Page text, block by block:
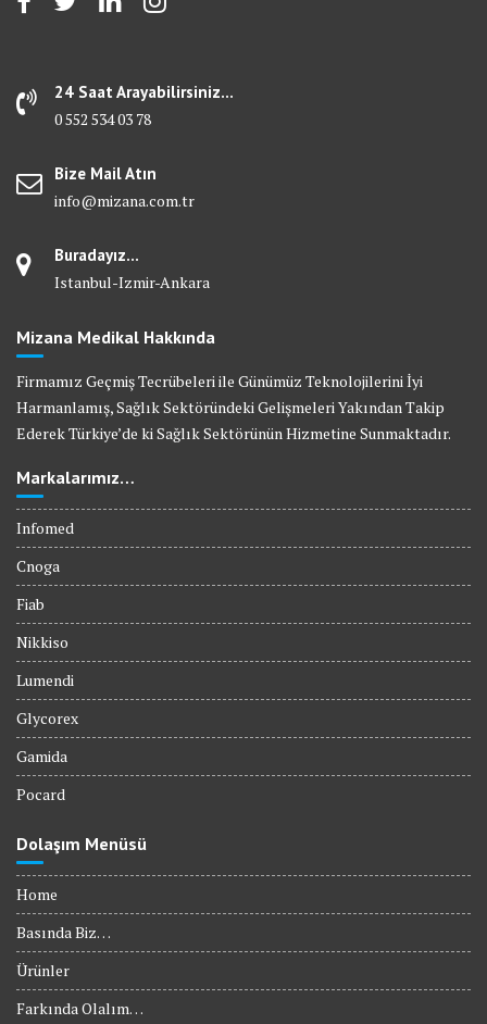
24 Saat Arayabilirsiniz...
0 552 534 03 78
Bize Mail Atın
info@mizana.com.tr
Buradayız...
Istanbul-Izmir-Ankara
Mizana Medikal Hakkında
Firmamız Geçmiş Tecrübeleri ile Günümüz Teknolojilerini İyi
Harmanlamış, Sağlık Sektöründeki Gelişmeleri Yakından Takip
Ederek Türkiye’de ki Sağlık Sektörünün Hizmetine Sunmaktadır.
Markalarımız…
Infomed
Cnoga
Fiab
Nikkiso
Lumendi
Glycorex
Gamida
Pocard
Dolaşım Menüsü
Home
Basında Biz…
Ürünler
Farkında Olalım…